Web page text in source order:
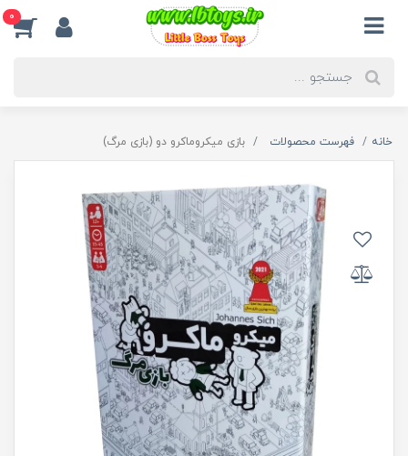
0
خانه فهرست محصولات بازی میکروماکرو دو (بازی مرگ)